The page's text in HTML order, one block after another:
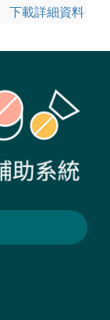
下載詳細資料